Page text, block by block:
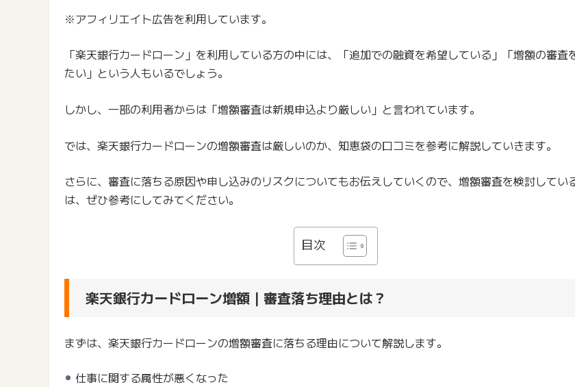
※アフィリエイト広告を利用しています。
「楽天銀行カードローン」を利用している方の中には、「追加での融資を希望している」「増額の審査
たい」という人もいるでしょう。
しかし、一部の利用者からは「増額審査は新規申込より厳しい」と言われています。
では、楽天銀行カードローンの増額審査は厳しいのか、知恵袋の口コミを参考に解説していきます。
さらに、審査に落ちる原因や申し込みのリスクについてもお伝えしていくので、増額審査を検討してい
は、ぜひ参考にしてみてください。
目次
楽天銀行カードローン増額｜審査落ち理由とは？
まずは、楽天銀行カードローンの増額審査に落ちる理由について解説します。
仕事に関する属性が悪くなった